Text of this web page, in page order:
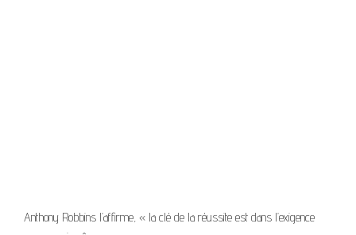
Anthony Robbins l’affirme, « la clé de la réussite est dans l’exigence